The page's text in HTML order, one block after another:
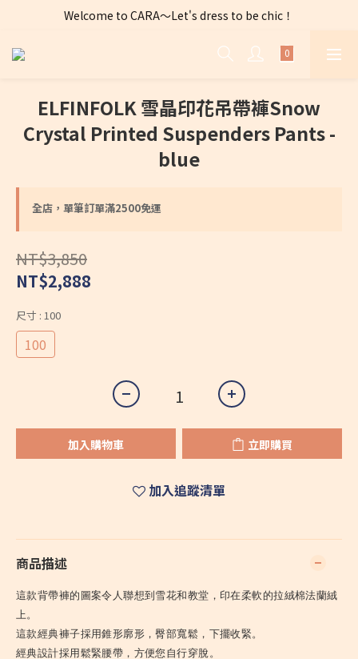
全店購物滿 $2500免運費～
Welcome to CARA～Let's dress to be chic！
全店購物滿 $2500免運費～
ELFINFOLK 雪晶印花吊帶褲Snow
Crystal Printed Suspenders Pants -
blue
全店，單筆訂單滿2500免運
NT$3,850
NT$2,888
尺寸 : 100
100
加入購物車 立即購買
加入追蹤清單
商品描述
這款背帶褲的圖案令人聯想到雪花和教堂，印在柔軟的拉絨棉法蘭絨
上。
這款經典褲子採用錐形廓形，臀部寬鬆，下擺收緊。
經典設計採用鬆緊腰帶，方便您自行穿脫。